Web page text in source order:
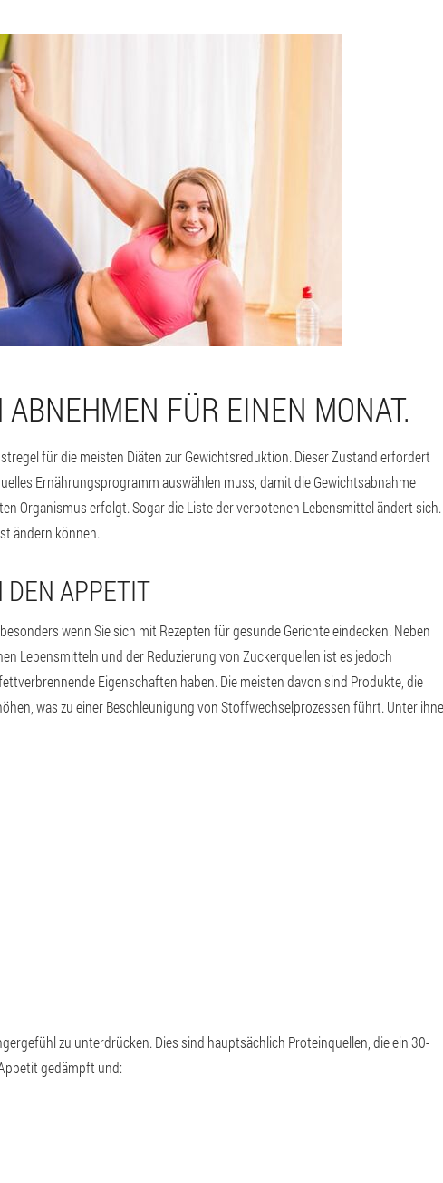
FÜR EINEN MONAT.
für die meisten Diäten zur Gewichtsreduktion. Dieser Zustand erfordert
Ernährungsprogramm auswählen muss, damit die Gewichtsabnahme
Organismus erfolgt. Sogar die Liste der verbotenen Lebensmittel ändert sich.
ändern können.
DEN APPETIT
wenn Sie sich mit Rezepten für gesunde Gerichte eindecken. Neben
Lebensmitteln und der Reduzierung von Zuckerquellen ist es jedoch
Eigenschaften haben. Die meisten davon sind Produkte, die
was zu einer Beschleunigung von Stoffwechselprozessen führt. Unter
zu unterdrücken. Dies sind hauptsächlich Proteinquellen, die ein 30-
gedämpft und: